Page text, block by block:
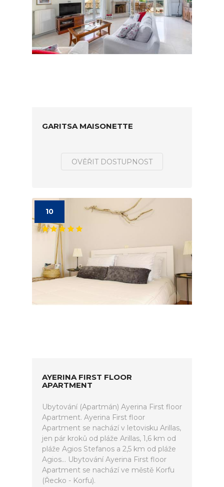
GARITSA MAISONETTE
OVĚŘIT DOSTUPNOST
10
AYERINA FIRST FLOOR
APARTMENT
Ubytování (Apartmán) Ayerina First floor
Apartment. Ayerina First floor
Apartment se nachází v letovisku Arillas,
jen pár kroků od pláže Arillas, 1,6 km od
pláže Agios Stefanos a 2,5 km od pláže
Agios... Ubytování Ayerina First floor
Apartment se nachází ve městě Korfu
(Řecko - Korfu).